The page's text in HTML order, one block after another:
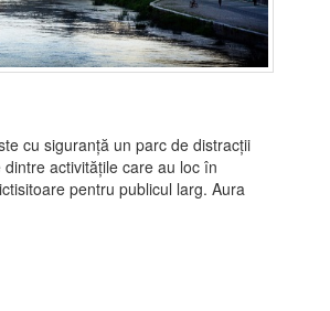
cu siguranță un parc de distracții
activitățile care au loc în
pentru publicul larg. Aura